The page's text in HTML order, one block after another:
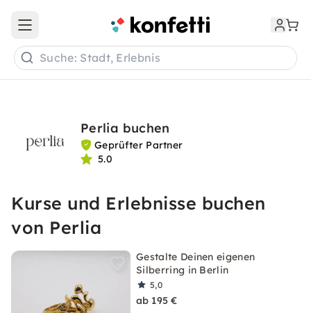
Open main menu
Suche: Stadt, Erlebnis
Perlia buchen
Geprüfter Partner
5.0
Kurse und Erlebnisse buchen
von Perlia
Gestalte Deinen eigenen
Silberring in Berlin
5,0
ab 195 €